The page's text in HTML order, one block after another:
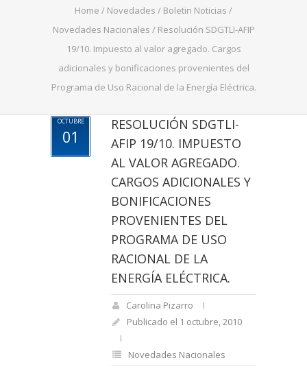
Home / Novedades / Boletin Noticias /
Novedades Nacionales / Resolución SDGTLI-AFIP
19/10. Impuesto al valor agregado. Cargos
adicionales y bonificaciones provenientes del
Programa de Uso Racional de la Energía Eléctrica.
OCTUBRE
01
RESOLUCIÓN SDGTLI-
AFIP 19/10. IMPUESTO
AL VALOR AGREGADO.
CARGOS ADICIONALES Y
BONIFICACIONES
PROVENIENTES DEL
PROGRAMA DE USO
RACIONAL DE LA
ENERGÍA ELÉCTRICA.
Carolina Pizarro
Publicado el 1 octubre, 2010
Novedades Nacionales